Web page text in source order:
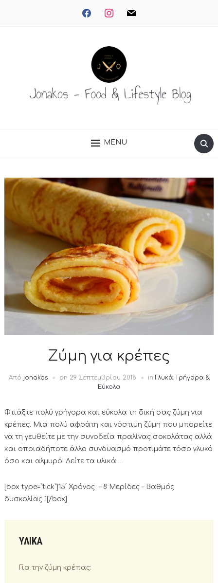
facebookinstagrammail
MENU
Ζύμη για κρέπες
Από jonakos on 29 Σεπτεμβρίου 2018 in Γλυκά, Γρήγορα &
Εύκολα
Φτιάξτε πολύ γρήγορα και εύκολα τη δική σας ζύμη για
κρέπες. Μια πολύ αφράτη και νόστιμη ζύμη που μπορείτε
να τη γευθείτε με την συνοδεία πραλίνας σοκολάτας αλλά
και οποιαδήποτε άλλο συνδυασμό προτιμάτε τόσο γλυκό
όσο και αλμυρό! Δείτε τα υλικά…
[box type=”tick”]15΄ Χρόνος – 8 Μερίδες – Βαθμός
δυσκολίας 1[/box]
ΥΛΙΚΑ
Για την ζύμη κρέπας: